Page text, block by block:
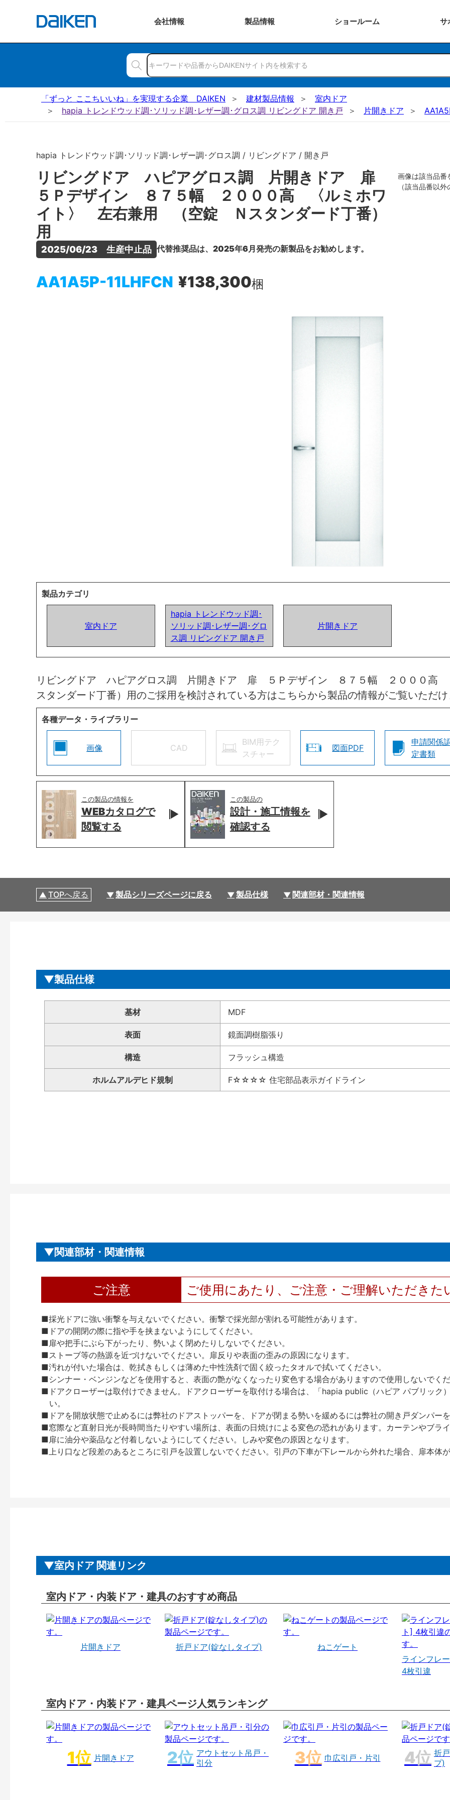
会社情報 製品情報 ショールーム サ
「ずっと ここちいいね」を実現する企業 DAIKEN 建材製品情報
室内ドア
hapia トレンドウッド調･ソリッド調･レザー調･グロス調 リビングドア 開き戸
片開きドア
hapia トレンドウッド調･ソリッド調･レザー調･グロス調 / リビングドア / 開き戸
リビングドア ハピアグロス調 片開きドア 扉
５Ｐデザイン ８７５幅 ２０００高 〈ルミホワ
イト〉 左右兼用 （空錠 Ｎスタンダード丁番）
用
2025/06/23　生産中止品 代替推奨品は、2025年6月発売の新製品をお勧めします。
AA1A5P-11LHFCN ¥138,300梱
画像は該当品番
（該当品番以
製品カテゴリ
室内ドア
hapia トレンドウッド調･
ソリッド調･レザー調･グロ
ス調 リビングドア 開き戸
片開きドア
リビングドア ハピアグロス調 片開きドア 扉 ５Ｐデザイン ８７５幅 ２０００
スタンダード丁番）用のご採用を検討されている方はこちらから製品の情報がご覧いただ
各種データ・ライブラリー
画像 CAD
BIM用テク
スチャー
図面PDF
申請関係
定書類
この製品の情報を
WEBカタログで
閲覧する
この製品の
設計・施工情報を
確認する
TOPへ戻る 製品シリーズページに戻る 製品仕様 関連部材・関連情報
製品仕様
基材 MDF
表面 鏡面調樹脂張り
構造 フラッシュ構造
ホルムアルデヒド規制 F☆☆☆☆ 住宅部品表示ガイドライン
関連部材・関連情報
ご注意 ご使用にあたり、ご注意・ご理解いただきた
■採光ドアに強い衝撃を与えないでください。衝撃で採光部が割れる可能性があります。
■ドアの開閉の際に指や手を挟まないようにしてください。
■扉や把手にぶら下がったり、勢いよく閉めたりしないでください。
■ストーブ等の熱源を近づけないでください。扉反りや表面の歪みの原因になります。
■汚れが付いた場合は、乾拭きもしくは薄めた中性洗剤で固く絞ったタオルで拭いてください。
■シンナー・ベンジンなどを使用すると、表面の艶がなくなったり変色する場合がありますので使用しないでく
■ドアクローザーは取付けできません。ドアクローザーを取付ける場合は、「hapia public（ハピア パブリック
い。
■ドアを開放状態で止めるには弊社のドアストッパーを、ドアが閉まる勢いを緩めるには弊社の開き戸ダンパー
■窓際など直射日光が長時間当たりやすい場所は、表面の日焼けによる変色の恐れがあります。カーテンやブラ
■扉に油分や薬品など付着しないようにしてください。しみや変色の原因となります。
■上り口など段差のあるところに引戸を設置しないでください。引戸の下車が下レールから外れた場合、扉本体
室内ドア 関連リンク
室内ドア・内装ドア・建具のおすすめ商品
片開きドア 折戸ドア(錠なしタイプ)
ねこゲート
ラインフレ
4枚引違
室内ドア・内装ドア・建具ページ人気ランキング
片開きドア
アウトセット吊戸・
引分
巾広引戸・片引
折
プ)